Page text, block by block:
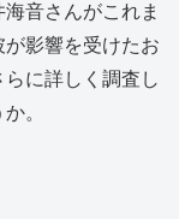
音さんがこれま
影響を受けたお
に詳しく調査し
。